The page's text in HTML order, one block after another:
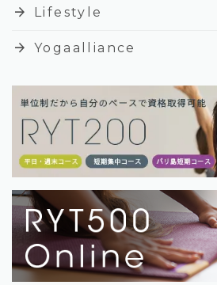
arrow_forward Lifestyle
arrow_forward Yogaalliance